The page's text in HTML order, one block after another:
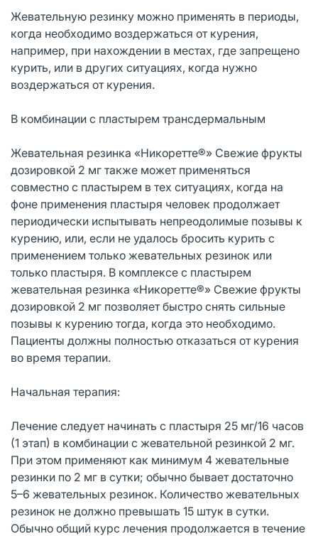
Жевательную резинку можно применять в периоды,
когда необходимо воздержаться от курения,
например, при нахождении в местах, где запрещено
курить, или в других ситуациях, когда нужно
воздержаться от курения.
В комбинации с пластырем трансдермальным
Жевательная резинка «Никоретте®» Свежие фрукты
дозировкой 2 мг также может применяться
совместно с пластырем в тех ситуациях, когда на
фоне применения пластыря человек продолжает
периодически испытывать непреодолимые позывы к
курению, или, если не удалось бросить курить с
применением только жевательных резинок или
только пластыря. В комплексе с пластырем
жевательная резинка «Никоретте®» Свежие фрукты
дозировкой 2 мг позволяет быстро снять сильные
позывы к курению тогда, когда это необходимо.
Пациенты должны полностью отказаться от курения
во время терапии.
Начальная терапия:
Лечение следует начинать с пластыря 25 мг/16 часов
(1 этап) в комбинации с жевательной резинкой 2 мг.
При этом применяют как минимум 4 жевательные
резинки по 2 мг в сутки; обычно бывает достаточно
5–6 жевательных резинок. Количество жевательных
резинок не должно превышать 15 штук в сутки.
Обычно общий курс лечения продолжается в течение